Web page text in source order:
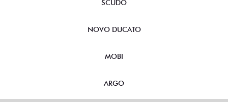
SCUDO
NOVO DUCATO
MOBI
ARGO